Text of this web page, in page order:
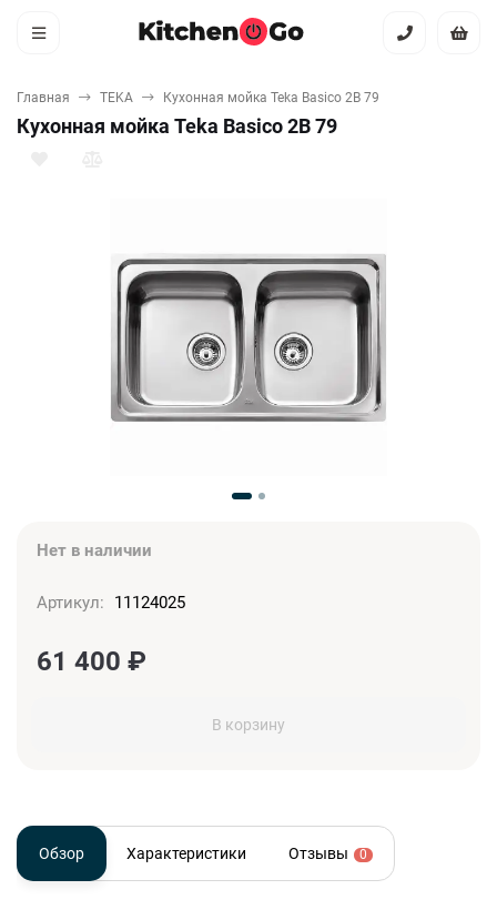
Главная TEKA Кухонная мойка Teka Basico 2B 79
Кухонная мойка Teka Basico 2B 79
Нет в наличии
Артикул: 11124025
61 400 ₽
В корзину
Обзор Характеристики Отзывы 0